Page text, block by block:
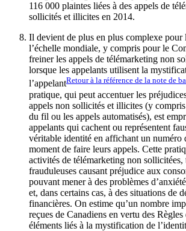
116 000 plaintes liées à des appels de
sollicités et illicites en 2014.
Il devient de plus en plus complexe pour
l’échelle mondiale, y compris pour le
freiner les appels de télémarketing non
lorsque les appelants utilisent la
l’appelantRetour à la référence de la note de
pratique, qui peut accentuer les
appels non sollicités et illicites (y
du fil ou les appels automatisés), est
appelants qui cachent ou représentent
véritable identité en affichant un numéro
moment de faire leurs appels. Cette
activités de télémarketing non sollicitées,
frauduleuses causant préjudice aux
pouvant mener à des problèmes
et, dans certains cas, à des situations de
financières. On estime qu’un nombre
reçues de Canadiens en vertu des
éléments liés à la mystification de